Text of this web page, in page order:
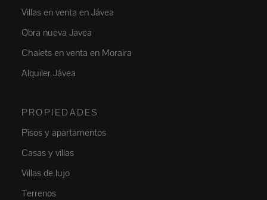
Villas en venta en Jávea
Obra nueva Javea
Chalets en venta en Moraira
Alquiler Jávea
PROPIEDADES
Pisos y apartamentos
Casas y villas
Villas de lujo
Terrenos